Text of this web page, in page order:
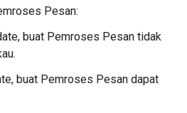
Pesan:
buat Pemroses Pesan tidak
buat Pemroses Pesan dapat